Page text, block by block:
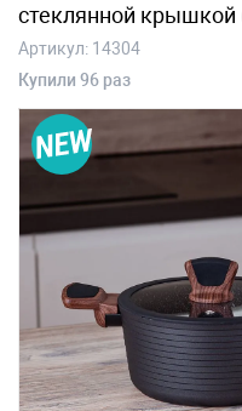
стеклянной
Артикул: 14304
Купили 96 раз